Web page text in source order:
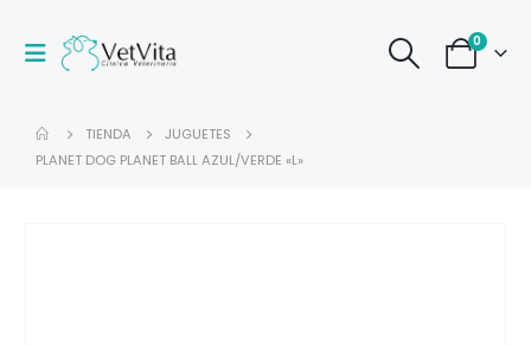
0
TIENDA
JUGUETES
PLANET DOG PLANET BALL AZUL/VERDE «L»